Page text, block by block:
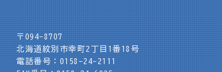
〒094-8707
北海道紋別市幸町2丁目1番18号
電話番号：0158-24-2111